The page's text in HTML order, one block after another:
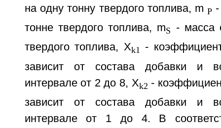
на одну тонну твердого топлива, m P-
тонне твердого топлива, mS
- масса
твердого топлива, Xk1 -
зависит от состава добавки и
интервале от 2 до 8, Xk2 -
зависит от состава добавки и
интервале от 1 до 4. В